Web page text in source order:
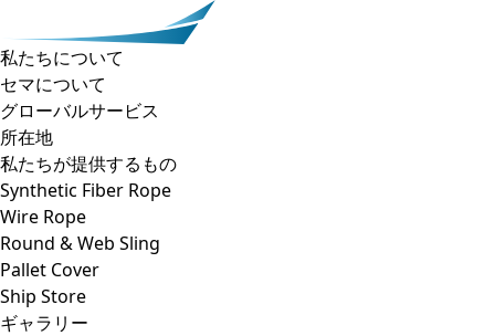
私たちについて
セマについて
グローバルサービス
所在地
私たちが提供するもの
Synthetic Fiber Rope
Wire Rope
Round & Web Sling
Pallet Cover
Ship Store
ギャラリー